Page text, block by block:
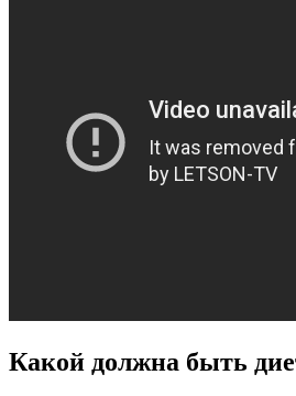
Какой должна быть